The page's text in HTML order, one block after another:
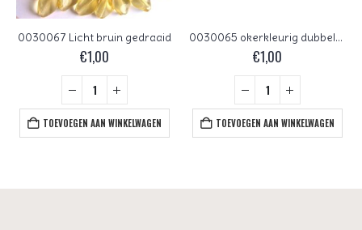
0030067 Licht bruin gedraaid
€1,00
TOEVOEGEN AAN WINKELWAGEN
0030065 okerkleurig dubbele piramide
€1,00
TOEVOEGEN AAN WINKELWAGEN